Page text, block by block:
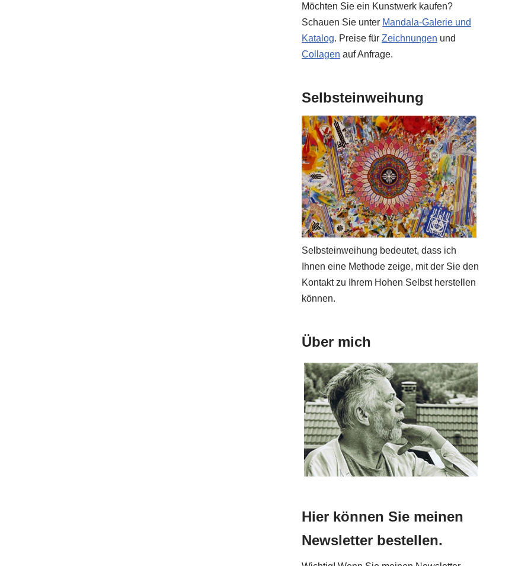
Möchten Sie ein Kunstwerk kaufen?
Schauen Sie unter Mandala-Galerie und
Katalog. Preise für Zeichnungen und
Collagen auf Anfrage.
Selbsteinweihung
Selbsteinweihung bedeutet, dass ich
Ihnen eine Methode zeige, mit der Sie den
Kontakt zu Ihrem Hohen Selbst herstellen
können.
Über mich
Hier können Sie meinen
Newsletter bestellen.